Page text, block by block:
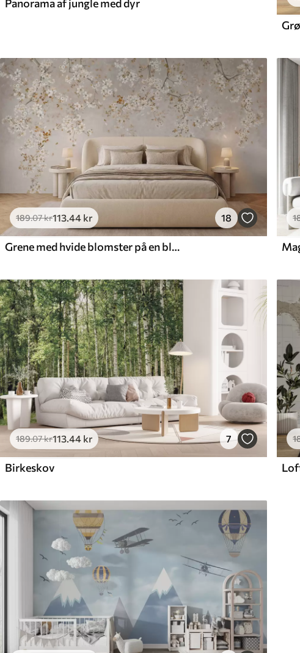
Panorama af jungle med dyr
189.07kr113.44 kr 18
Grene med hvide blomster på en blød beige baggrund
189.07kr113.44 kr 7
Birkeskov